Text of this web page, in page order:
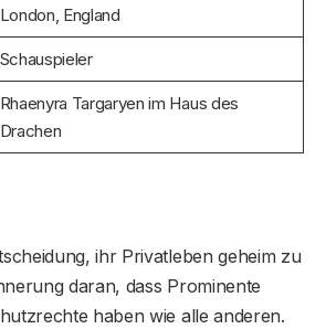
London, England
Schauspieler
Rhaenyra Targaryen im Haus des
Drachen
ihr Privatleben geheim zu
daran, dass Prominente
haben wie alle anderen.